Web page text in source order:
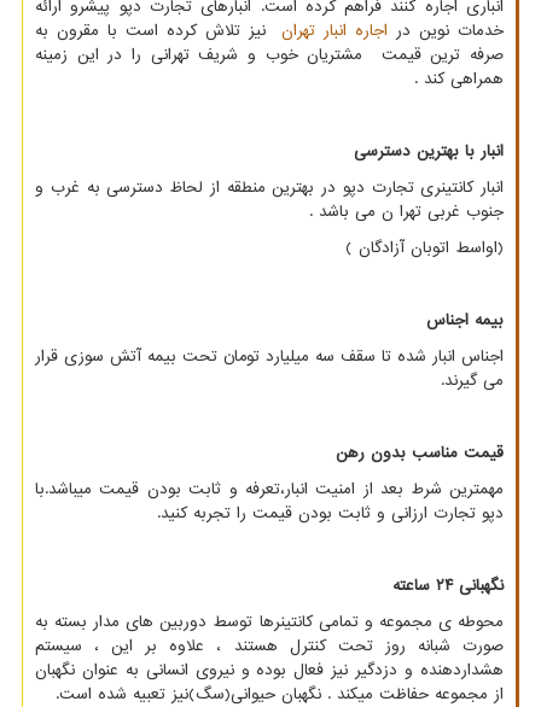
انباری اجاره کنند فراهم کرده است. انبارهای تجارت دپو پیشرو ارائه
خدمات نوین در اجاره انبار تهراننیز تلاش کرده است با مقرون به
صرفه ترین قیمت مشتریان خوب و شریف تهرانی را در این زمینه
همراهی کند .
انبار با بهترین دسترسی
انبار کانتینری تجارت دپو در بهترین منطقه از لحاظ دسترسی به غرب و
جنوب غربی تهرا ن می باشد .
(اواسط اتوبان آزادگان )
بیمه اجناس
اجناس انبار شده تا سقف سه میلیارد تومان تحت بیمه آتش سوزی قرار
می گیرند.
قیمت مناسب بدون رهن
مهمترین شرط بعد از امنیت انبار،تعرفه و ثابت بودن قیمت میباشد.با
دپو تجارت ارزانی و ثابت بودن قیمت را تجربه کنید.
نگهبانی ۲۴ ساعته
محوطه ی مجموعه و تمامی کانتینرها توسط دوربین های مدار بسته به
صورت شبانه روز تحت کنترل هستند ، علاوه بر این ، سیستم
هشداردهنده و دزدگیر نیز فعال بوده و نیروی انسانی به عنوان نگهبان
از مجموعه حفاظت میکند . نگهبان حیوانی(سگ)نیز تعبیه شده است.